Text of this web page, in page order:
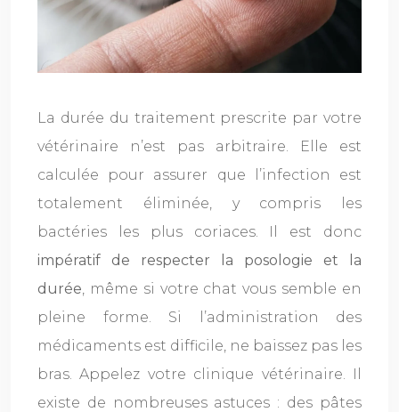
La durée du traitement prescrite par votre
vétérinaire n’est pas arbitraire. Elle est
calculée pour assurer que l’infection est
totalement éliminée, y compris les
bactéries les plus coriaces. Il est donc
impératif de respecter la posologie et la
durée, même si votre chat vous semble en
pleine forme. Si l’administration des
médicaments est difficile, ne baissez pas les
bras. Appelez votre clinique vétérinaire. Il
existe de nombreuses astuces : des pâtes